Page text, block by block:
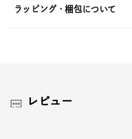
ラッピング・梱包について
レビュー